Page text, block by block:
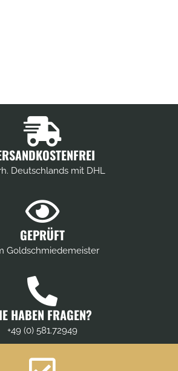
Deutschlands mit DHL
GEPRÜFT
Goldschmiedemeister
HABEN FRAGEN?
+49 (0) 581.72949